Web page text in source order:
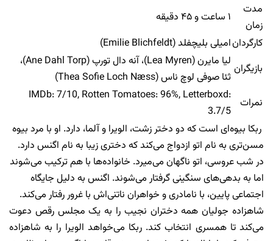
مدت
زمان
۱ ساعت و ۴۵ دقیقه
کارگردانامیلی بلیچفلد (Emilie Blichfeldt)
بازیگران
لیا مایرن (Lea Myren)، آنه دال تورپ (Ane Dahl Torp)،
ثئا صوفی لوچ ناس (Thea Sofie Loch Næss)
نمرات
IMDb: 7/10, Rotten Tomatoes: 96%, Letterboxd:
3.7/5
ربکا بیوه‌ای است که دو دختر زشت، الویرا و آلما، دارد. او با مرد بیوه
مسن‌تری به نام اتو ازدواج می‌کند که دختری زیبا به نام اگنس دارد.
در شب عروسی، اتو ناگهان می‌میرد. خانواده‌ها با هم ترکیب می‌شوند
اما به بدهی‌های سنگینی گرفتار می‌شوند. اگنس به دلیل جایگاه
اجتماعی پایین، با نامادری و خواهران ناتنی‌اش با غرور رفتار می‌کند.
شاهزاده جولیان همه دختران نجیب را به یک مجلس رقص دعوت
می‌کند تا همسری انتخاب کند. ربکا می‌خواهد الویرا را به شاهزاده